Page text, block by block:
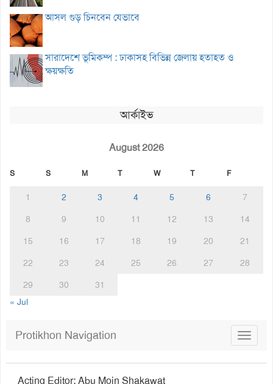
আসল গুড় চিনবেন যেভাবে
সারাদেশে ভূমিকম্প : ঢাকাসহ বিভিন্ন জেলায় হতাহত ও
ক্ষয়ক্ষতি
আর্কাইভ
August 2026
S S M T W T F
1 2 3 4 5 6
7
8
9 10 11 12 13
14
15
16 17 18 19 20
21
22
23 24 25 26 27
28
29
30
31
« Jul
Toggle
Protikhon Navigation
Acting Editor: Abu Moin Shakawat